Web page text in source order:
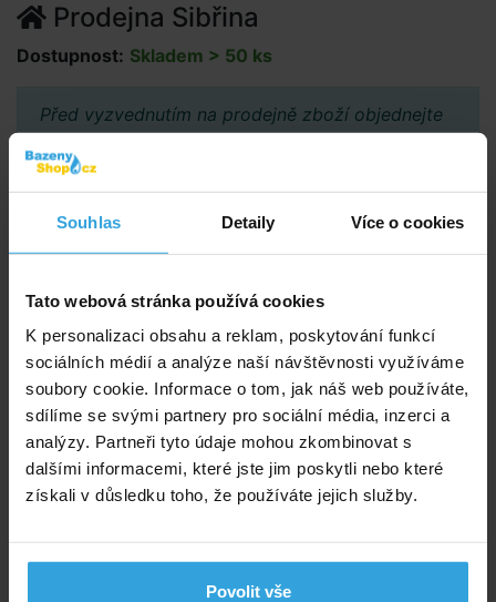
Souhlas Detaily Více o cookies
Tato webová stránka používá cookies
K personalizaci obsahu a reklam, poskytování funkcí
sociálních médií a analýze naší návštěvnosti využíváme
soubory cookie. Informace o tom, jak náš web používáte,
sdílíme se svými partnery pro sociální média, inzerci a
analýzy. Partneři tyto údaje mohou zkombinovat s
dalšími informacemi, které jste jim poskytli nebo které
získali v důsledku toho, že používáte jejich služby.
Povolit vše
Prodejna Sibřina
Dostupnost: Skladem > 50 ks
Před vyzvednutím na prodejně zboží objednejte
vyzvednutí.
Poradíme vám!
+420 281 974 297
Říčanská 69, 250 84 Sibřina
Vše o nákupu
Obchodní podmínky
Možnosti platby a dopravy